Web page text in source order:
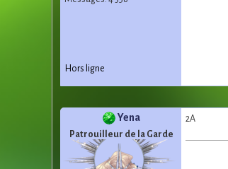
Hors ligne
Yena
Patrouilleur de la Garde
2A